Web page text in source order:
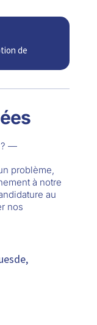
de
? —
problème,
à notre
au
nos